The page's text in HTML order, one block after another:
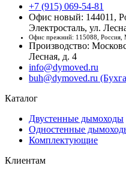
+7 (915) 069-54-81
Офис новый: 144011,
Электросталь, ул.
Офис прежний: 115088, Россия,
Производство:
Лесная, д. 4
info@dymoved.ru
buh@dymoved.ru
Каталог
Двустенные дымоходы
Одностенные
Комплектующие
Клиентам